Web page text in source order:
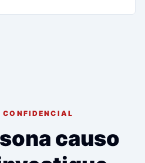
CONFIDENCIAL
causo